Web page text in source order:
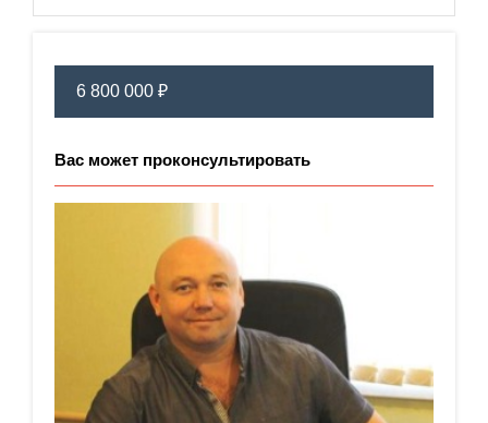
6 800 000 ₽
Вас может проконсультировать